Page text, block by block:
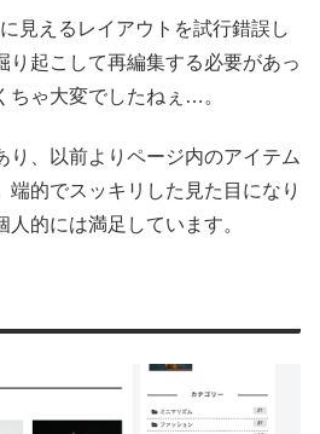
見えるレイアウトを試行錯誤し
り起こして再編集する必要があっ
ちゃ大変でしたねぇ…。
り、以前よりページ内のアイテム
端的でスッキリした見た目になり
的には満足しています。